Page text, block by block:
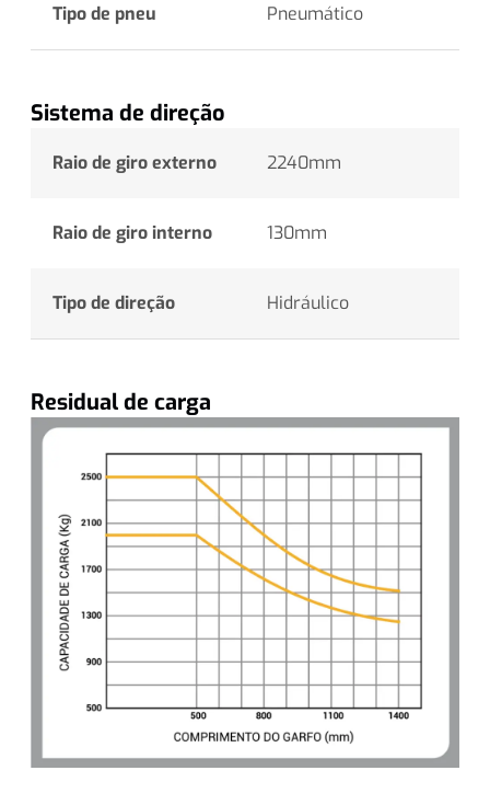
Tipo de pneu Pneumático
Sistema de direção
Raio de giro externo 2240mm
Raio de giro interno 130mm
Tipo de direção Hidráulico
Residual de carga